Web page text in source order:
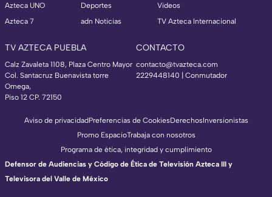
Azteca UNO
Azteca 7
Deportes
adn Noticias
Videos
TV Azteca Internacional
TV AZTECA PUEBLA
Calz Zavaleta 1108, Plaza Centro Mayor
Col. Santacruz Buenavista torre
Omega,
Piso 12 CP. 72150
CONTACTO
contacto@tvazteca.com
2229448140 | Conmutador
Aviso de privacidadPreferencias de CookiesDerechosInversionistas
Promo EspacioTrabaja con nosotros
Programa de ética, integridad y cumplimiento
Defensor de Audiencias y Código de Ética de Televisión Azteca III y
Televisora del Valle de México